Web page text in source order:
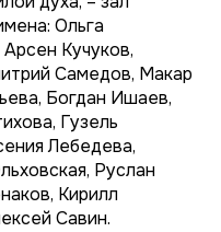
Ольга
Кучуков,
Самедов, Макар
Богдан Ишаев,
Гузель
Лебедева,
Руслан
Кирилл
Савин.